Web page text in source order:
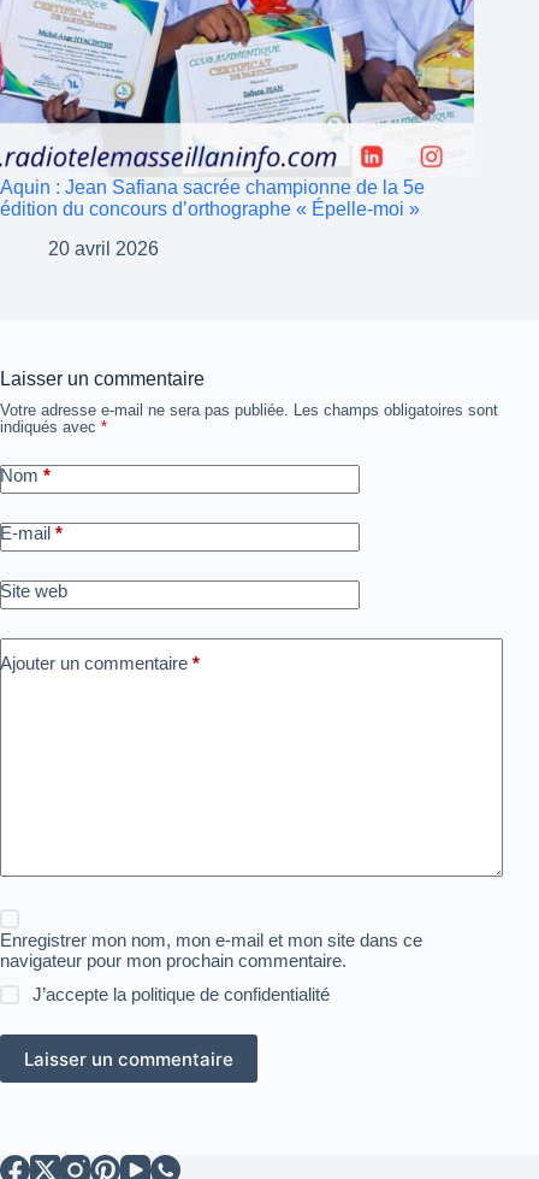
Aquin : Jean Safiana sacrée championne de la 5e
édition du concours d’orthographe « Épelle-moi »
20 avril 2026
Laisser un commentaire
Votre adresse e-mail ne sera pas publiée. Les champs obligatoires sont
indiqués avec *
Nom *
E-mail *
Site web
Ajouter un commentaire *
Enregistrer mon nom, mon e-mail et mon site dans ce
navigateur pour mon prochain commentaire.
J’accepte la politique de confidentialité
Laisser un commentaire